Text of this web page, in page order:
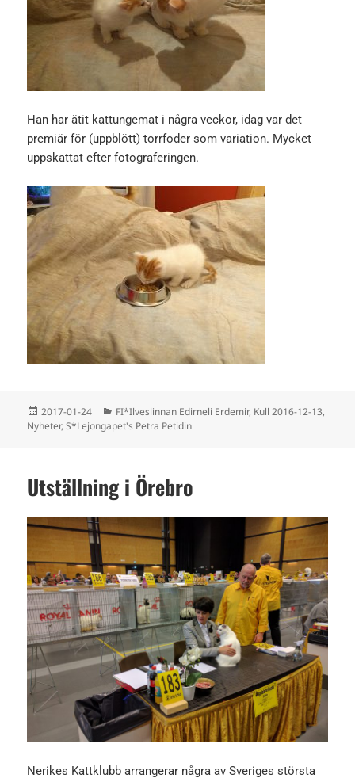
Han har ätit kattungemat i några veckor, idag var det
premiär för (uppblött) torrfoder som variation. Mycket
uppskattat efter fotograferingen.
Postat
2017-01-24 Kategorier
FI*Ilveslinnan Edirneli Erdemir, Kull 2016-12-13,
Nyheter,S*Lejongapet's Petra Petidin
Utställning i Örebro
Nerikes Kattklubb arrangerar några av Sveriges största